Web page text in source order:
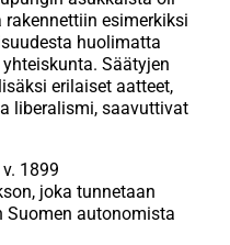
esimerkiksi
huolimatta
Säätyjen
erilaiset aatteet,
liberalismi, saavuttivat
1899
joka tunnetaan
Suomen autonomista